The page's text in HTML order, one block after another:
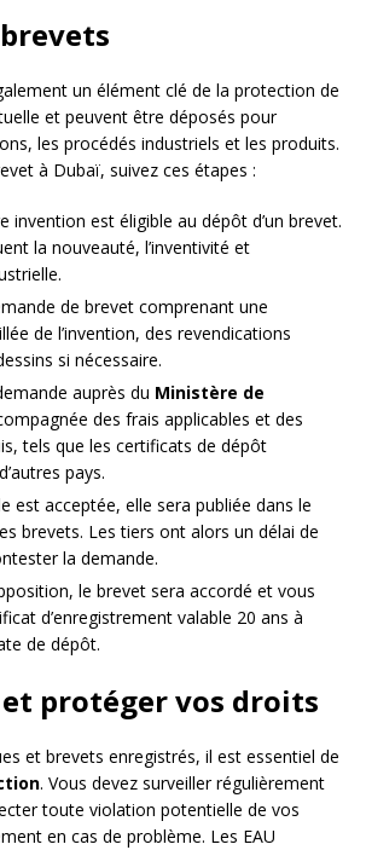
un élément clé de la protection de
et peuvent être déposés pour
les procédés industriels et les produits.
à Dubaï, suivez ces étapes :
invention est éligible au dépôt d’un brevet.
la nouveauté, l’inventivité et
de brevet comprenant une
de l’invention, des revendications
si nécessaire.
auprès du Ministère de
des frais applicables et des
tels que les certificats de dépôt
pays.
est acceptée, elle sera publiée dans le
brevets. Les tiers ont alors un délai de
la demande.
le brevet sera accordé et vous
d’enregistrement valable 20 ans à
de dépôt.
protéger vos droits
et brevets enregistrés, il est essentiel de
. Vous devez surveiller régulièrement
toute violation potentielle de vos
en cas de problème. Les EAU